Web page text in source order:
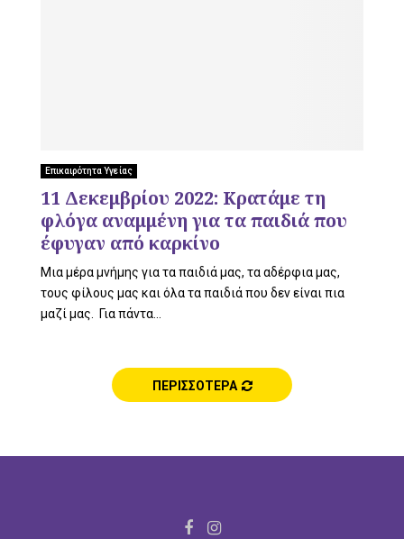
Επικαιρότητα Υγείας
11 Δεκεμβρίου 2022: Κρατάμε τη
φλόγα αναμμένη για τα παιδιά που
έφυγαν από καρκίνο
Μια μέρα μνήμης για τα παιδιά μας, τα αδέρφια μας,
τους φίλους μας και όλα τα παιδιά που δεν είναι πια
μαζί μας. Για πάντα...
ΠΕΡΙΣΣΟΤΕΡΑ
F I